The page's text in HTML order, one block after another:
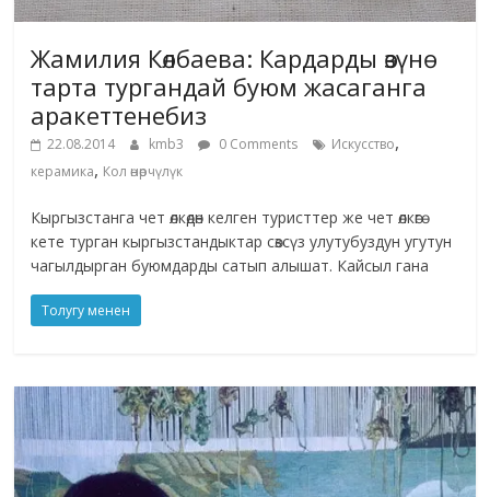
Жамилия Көлбаева: Кардарды өзүнө
тарта тургандай буюм жасаганга
аракеттенебиз
22.08.2014 kmb3 0 Comments Искусство,
керамика, Кол өнөрчүлүк
Кыргызстанга чет өлкөдөн келген туристтер же чет өлкөгө
кете турган кыргызстандыктар сөзсүз улутубуздун угутун
чагылдырган буюмдарды сатып алышат. Кайсыл гана
Толугу менен